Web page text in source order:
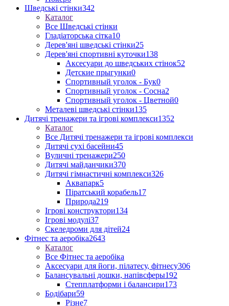
Шведські стінки342
Каталог
Все Шведські стінки
Гладіаторська сітка10
Дерев'яні шведські стінки25
Дерев'яні спортивні куточки138
Аксесуари до шведських стінок52
Детские прыгунки0
Спортивный уголок - Бук0
Спортивный уголок - Сосна2
Спортивный уголок - Цветной0
Металеві шведські стінки135
Дитячі тренажери та ігрові комплекси1352
Каталог
Все Дитячі тренажери та ігрові комплекси
Дитячі сухі басейни45
Вуличні тренажери250
Дитячі майданчики370
Дитячі гімнастичні комплекси326
Аквапарк5
Піратський корабель17
Природа219
Ігрові конструктори134
Ігрові модулі37
Скеледроми для дітей24
Фітнес та аеробіка2643
Каталог
Все Фітнес та аеробіка
Аксесуари для йоги, пілатесу, фітнесу306
Балансувальні дошки, напівсферы192
Степплатформи і балансири173
Бодібари59
Різне7